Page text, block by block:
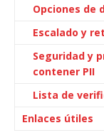
Opciones de
Escalado y
Seguridad y
contener PII
Lista de
Enlaces útiles